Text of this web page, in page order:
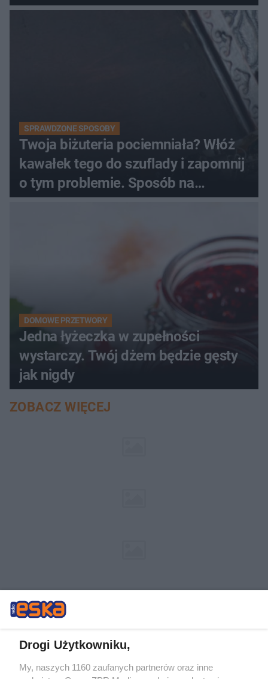
SPRAWDZONE SPOSOBY
Twoja biżuteria pociemniała? Włóż
kawałek tego do szuflady i zapomnij
o tym problemie. Sposób na
pociemniałą biżuterię
DOMOWE PRZETWORY
Jedna łyżeczka w zupełności
wystarczy. Twój dżem będzie gęsty
jak nigdy
ZOBACZ WIĘCEJ
Drogi Użytkowniku,
My, naszych 1160 zaufanych partnerów oraz inne